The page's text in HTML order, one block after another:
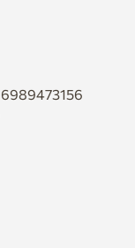
6989473156